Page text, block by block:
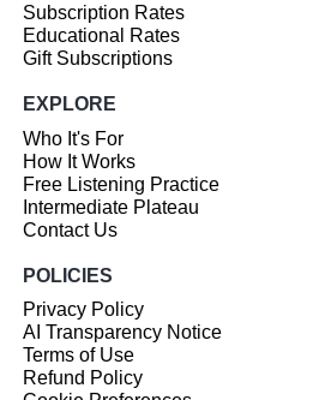
Subscription Rates
Educational Rates
Gift Subscriptions
EXPLORE
Who It's For
How It Works
Free Listening Practice
Intermediate Plateau
Contact Us
POLICIES
Privacy Policy
AI Transparency Notice
Terms of Use
Refund Policy